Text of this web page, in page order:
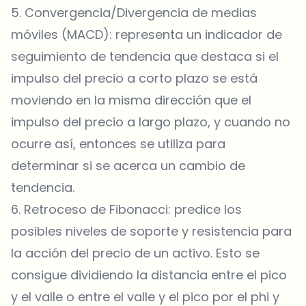
5. Convergencia/Divergencia de medias
móviles (MACD): representa un indicador de
seguimiento de tendencia que destaca si el
impulso del precio a corto plazo se está
moviendo en la misma dirección que el
impulso del precio a largo plazo, y cuando no
ocurre así, entonces se utiliza para
determinar si se acerca un cambio de
tendencia.
6. Retroceso de Fibonacci: predice los
posibles niveles de soporte y resistencia para
la acción del precio de un activo. Esto se
consigue dividiendo la distancia entre el pico
y el valle o entre el valle y el pico por el phi y